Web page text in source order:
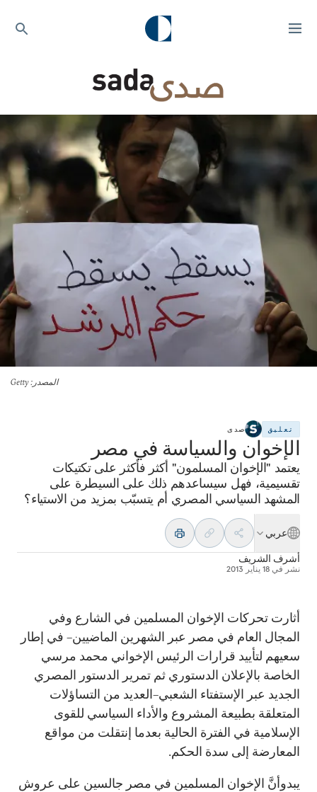
المصدر : Getty
تعليق صدى
الإخوان والسياسة في مصر
يعتمد "الإخوان المسلمون" أكثر فأكثر على تكتيكات
تقسيمية، فهل سيساعدهم ذلك على السيطرة على
المشهد السياسي المصري أم يتسبّب بمزيد من الاستياء؟
عربي
أشرف الشريف
نشر في 18 يناير 2013
أثارت تحركات الإخوان المسلمين في الشارع وفي
المجال العام في مصر عبر الشهرين الماضيين– في إطار
سعيهم لتأييد قرارات الرئيس الإخواني محمد مرسي
الخاصة بالإعلان الدستوري ثم تمرير الدستور المصري
الجديد عبر الإستفتاء الشعبي–العديد من التساؤلات
المتعلقة بطبيعة المشروع والأداء السياسي للقوى
الإسلامية في الفترة الحالية بعدما إنتقلت من مواقع
المعارضة إلى سدة الحكم.
يبدوأنَّ الإخوان المسلمين في مصر جالسين على عروش